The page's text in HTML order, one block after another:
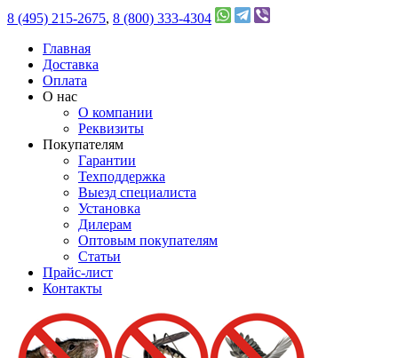
8 (495) 215-2675, 8 (800) 333-4304
Главная
Доставка
Оплата
О нас
О компании
Реквизиты
Покупателям
Гарантии
Техподдержка
Выезд специалиста
Установка
Дилерам
Оптовым покупателям
Статьи
Прайс-лист
Контакты